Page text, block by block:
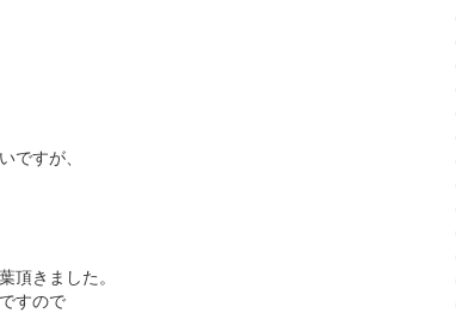
すが、
きました。
すので